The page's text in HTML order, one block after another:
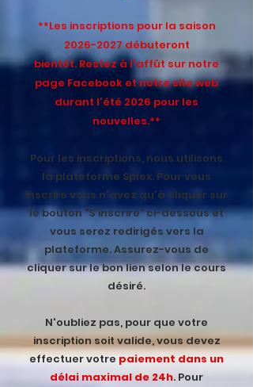
**Les inscriptions pour la saison
2026-2027débuteront
bientôt.Restez à l'affût sur notre
page Facebook et notre site web
durant l'été 2026 pour les
nouvelles.**
Pour les inscriptions, nous utilisons
la plateforme Splex. Pour vous
inscrire vous n'avez qu'à cliquer sur
le bouton "S'inscrire" ci-dessous et
vous serez redirigés vers la
plateforme. Assurez-vous de
cliquer sur le bon lien selon le cours
désiré.
N'oubliez pas, pour que votre
inscription soit valide, vous devez
effectuer votrepaiement dans un
délai maximal de 24h. Pour